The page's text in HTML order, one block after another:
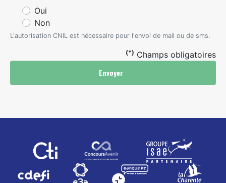
Oui
Non
L'autorisation CNIL est nécessaire pour l'envoi de mail ou de sms.
(*) Champs obligatoires
Envoyer